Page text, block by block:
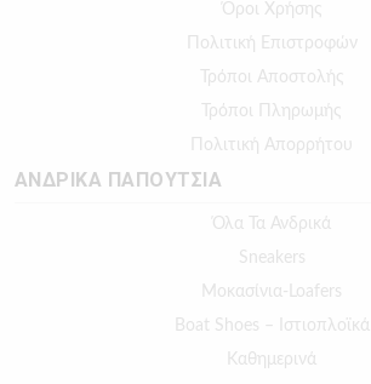
Όροι Χρήσης
Πολιτική Επιστροφών
Τρόποι Αποστολής
Τρόποι Πληρωμής
Πολιτική Απορρήτου
ΑΝΔΡΙΚΑ ΠΑΠΟΥΤΣΙΑ
Όλα Τα Ανδρικά
Sneakers
Μοκασίνια-Loafers
Boat Shoes – Ιστιοπλοϊκά
Καθημερινά